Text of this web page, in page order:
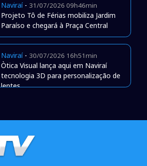
Naviraí- 31/07/2026 09h46min
Projeto Tô de Férias mobiliza Jardim
Paraíso e chegará à Praça Central
Naviraí- 30/07/2026 16h51min
Òtica Visual lança aqui em Naviraí
tecnologia 3D para personalização de
lentes